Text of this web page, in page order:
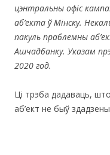
цэнтральны офіс
аб’екта ў Мінску.
пакуль праблемны
Ашчадбанку. Указам
2020 год.
Ці трэба дадаваць,
аб’ект не быў